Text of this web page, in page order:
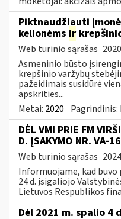
Piktnaudžiauti
kelionėms ir
Web turinio sąrašas
Asmeninio būsto
krepšinio varžybų
pažeidimais susidūrė
apskrities...
Metai: 2020 Pagrindinis:
DĖL VMI PRIE FM
D. ĮSAKYMO NR. VA-
Web turinio sąrašas
Informuojame, kad
24 d. įsigaliojo
Lietuvos Respublikos
Dėl 2021 m. spalio 4